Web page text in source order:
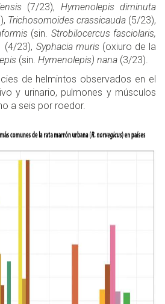
(7/23), Hymenolepis diminuta
Trichosomoides crassicauda (5/23),
(sin. Strobilocercus fasciolaris,
(4/23), Syphacia muris (oxiuro de la
(sin. Hymenolepis) nana (3/23).
de helmintos observados en el
y urinario, pulmones y músculos
a seis por roedor.